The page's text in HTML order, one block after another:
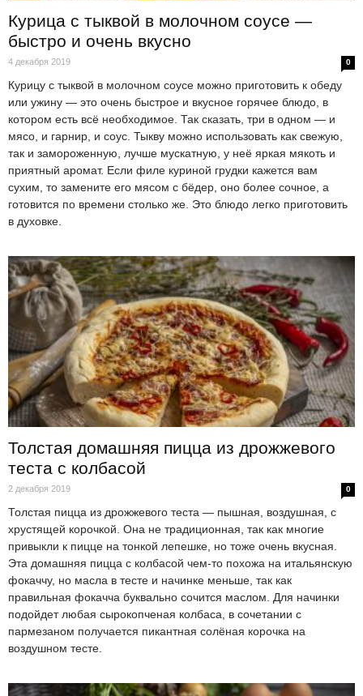
Курица с тыквой в молочном соусе —
быстро и очень вкусно
4 декабря 2019 0
Курицу с тыквой в молочном соусе можно приготовить к обеду
или ужину — это очень быстрое и вкусное горячее блюдо, в
котором есть всё необходимое. Так сказать, три в одном — и
мясо, и гарнир, и соус. Тыкву можно использовать как свежую,
так и замороженную, лучше мускатную, у неё яркая мякоть и
приятный аромат. Если филе куриной грудки кажется вам
сухим, то замените его мясом с бёдер, оно более сочное, а
готовится по времени столько же. Это блюдо легко приготовить
в духовке.
Толстая домашняя пицца из дрожжевого
теста с колбасой
2 декабря 2019 0
Толстая пицца из дрожжевого теста — пышная, воздушная, с
хрустящей корочкой. Она не традиционная, так как многие
привыкли к пицце на тонкой лепешке, но тоже очень вкусная.
Эта домашняя пицца с колбасой чем-то похожа на итальянскую
фокаччу, но масла в тесте и начинке меньше, так как
правильная фокачча буквально сочится маслом. Для начинки
подойдет любая сырокопченая колбаса, в сочетании с
пармезаном получается пикантная солёная корочка на
воздушном тесте.